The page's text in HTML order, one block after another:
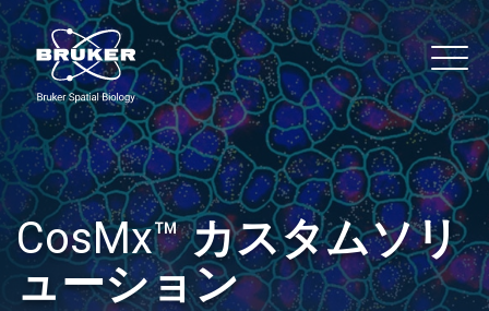
Skip to content
Main
CosMx™カスタムソリ
ューション